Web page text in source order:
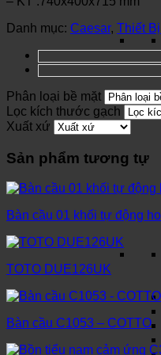
Danh mục: Caesar, Thiết
Phân loại bề mặt
Lọc kích thước gạch
Xuất xứ
Sản phẩm tương tự
Bàn cầu 01 khối tự động
TOTO DUE126UK
Bàn cầu C1053 – COTTO